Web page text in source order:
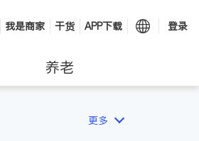
我是商家 干货 APP下载 登录
养老
更多